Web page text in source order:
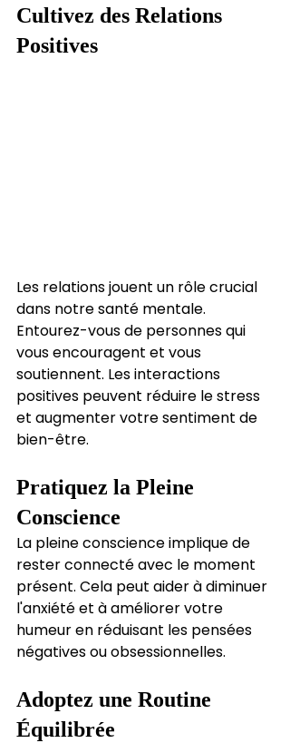
Cultivez des Relations
Positives
Les relations jouent un rôle crucial
dans notre santé mentale.
Entourez-vous de personnes qui
vous encouragent et vous
soutiennent. Les interactions
positives peuvent réduire le stress
et augmenter votre sentiment de
bien-être.
Pratiquez la Pleine
Conscience
La pleine conscience implique de
rester connecté avec le moment
présent. Cela peut aider à diminuer
l'anxiété et à améliorer votre
humeur en réduisant les pensées
négatives ou obsessionnelles.
Adoptez une Routine
Équilibrée